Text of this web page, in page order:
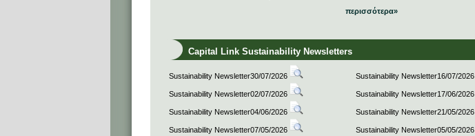
περισσότερα»
Capital Link Sustainability Newsletters
Sustainability Newsletter30/07/2026 Sustainability Newsletter16/07/2026
Sustainability Newsletter02/07/2026 Sustainability Newsletter17/06/2026
Sustainability Newsletter04/06/2026 Sustainability Newsletter21/05/2026
Sustainability Newsletter07/05/2026 Sustainability Newsletter05/05/2026